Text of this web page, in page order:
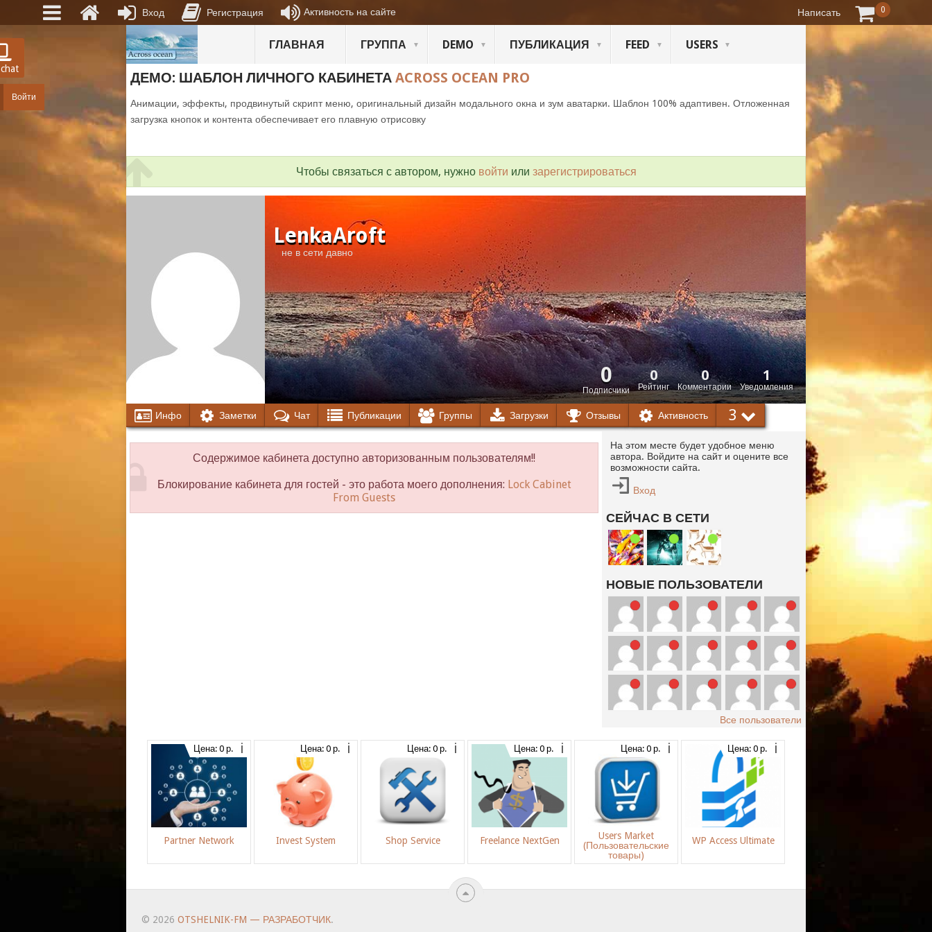
Войти
ГЛАВНАЯ ГРУППА DEMO ПУБЛИКАЦИЯ FEED USERS
ДЕМО: ШАБЛОН ЛИЧНОГО КАБИНЕТА ACROSS OCEAN PRO
Анимации, эффекты, продвинутый скрипт меню, оригинальный дизайн модального окна и зум аватарки. Шаблон 100% адаптивен. Отложенная
загрузка кнопок и контента обеспечивает его плавную отрисовку
Чтобы связаться с автором, нужно войти или зарегистрироваться
LenkaAroft
не в сети давно
Подписчики
0 Рейтинг
0
Комментарии
0
Уведомления
1
Инфо Заметки Чат Публикации Группы Загрузки Отзывы Активность 3
Содержимое кабинета доступно авторизованным пользователям!!
Блокирование кабинета для гостей - это работа моего дополнения: Lock Cabinet
From Guests
На этом месте будет удобное меню
автора. Войдите на сайт и оцените все
возможности сайта.
Вход
СЕЙЧАС В СЕТИ
НОВЫЕ ПОЛЬЗОВАТЕЛИ
Все пользователи
Цена: 0 р.
Partner Network
Цена: 0 р.
Invest System
Цена: 0 р.
Shop Service
Цена: 0 р.
Freelance NextGen
Цена: 0 р.
Users Market
(Пользовательские
товары)
Цена: 0 р.
WP Access Ultimate
© 2026 OTSHELNIK-FM — РАЗРАБОТЧИК.
Вход Регистрация Активность на сайте Написать 0